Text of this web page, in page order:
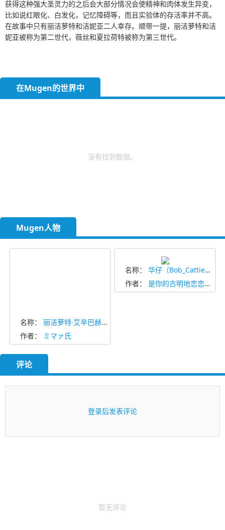
获得这种强大圣灵力的之后会大部分情况会使精神和肉体发生异变，
比如说红眼化、白发化，记忆障碍等，而且实验体的存活率并不高。
在故事中只有丽洁萝特和洁妮亚二人幸存。顺带一提，丽洁萝特和洁
妮亚被称为第二世代，薇丝和夏拉荷特被称为第三世代。
在Mugen的世界中
没有找到数据。
Mugen人物
名称： 丽洁萝特‧艾辛巴赫 (Lieselotte)
作者：
ミマァ氏
名称： 华仔（Bob_Cattier）
作者： 是你的古明地恋恋吖(Lian)
评论
登录后发表评论
暂无评论